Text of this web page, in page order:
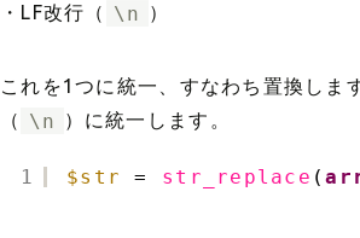
・LF改行（
\n ）
これを1つに統一、すなわち置換しま
（
\n ）に統一します。
1 $str = str_replace (